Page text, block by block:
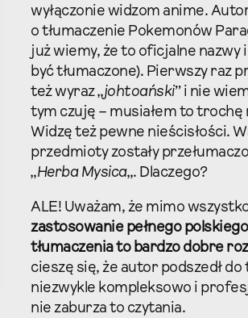
wyłączonie widzom anime.
o tłumaczenie Pokemonów
już wiemy, że to oficjalne nazwy
być tłumaczone). Pierwszy raz
też wyraz „johtoański” i nie
tym czuję – musiałem to trochę
Widzę też pewne nieścisłości.
przedmioty zostały
„Herba Mysica„. Dlaczego?
ALE! Uważam, że mimo
zastosowanie pełnego polskiego
tłumaczenia to bardzo dobre
cieszę się, że autor podszedł do
niezwykle kompleksowo i
nie zaburza to czytania.